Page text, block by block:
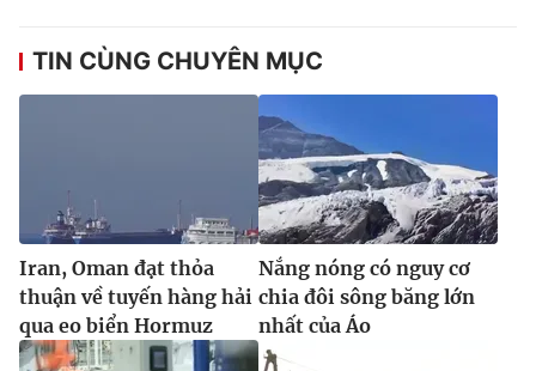
TIN CÙNG CHUYÊN MỤC
Iran, Oman đạt thỏa
thuận về tuyến hàng hải
qua eo biển Hormuz
Nắng nóng có nguy cơ
chia đôi sông băng lớn
nhất của Áo